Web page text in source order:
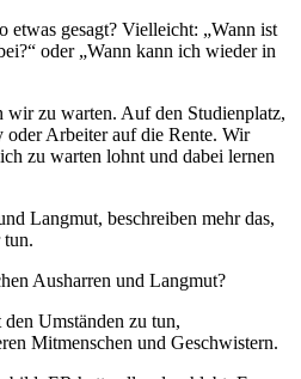
etwas gesagt? Vielleicht: „Wann ist
oder „Wann kann ich wieder in
wir zu warten. Auf den Studienplatz,
oder Arbeiter auf die Rente. Wir
zu warten lohnt und dabei lernen
Langmut, beschreiben mehr das,
tun.
Ausharren und Langmut?
Umständen zu tun,
Mitmenschen und Geschwistern.